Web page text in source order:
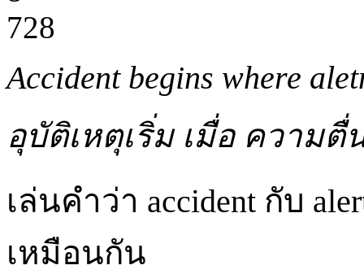
Accident begins where
อุบัติเหตุเริ่ม เมื่อ ความ
เล่นคำว่า accident กับ
เหมือนกัน